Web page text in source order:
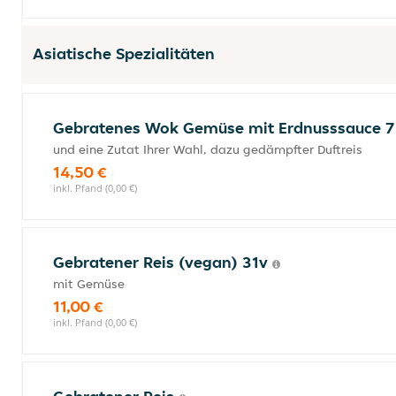
Asiatische Spezialitäten
Gebratenes Wok Gemüse mit Erdnusssauce
und eine Zutat Ihrer Wahl, dazu gedämpfter Duftreis
14,50 €
inkl. Pfand (0,00 €)
Gebratener Reis (vegan) 31v
mit Gemüse
11,00 €
inkl. Pfand (0,00 €)